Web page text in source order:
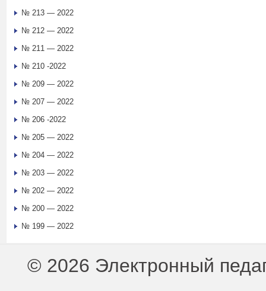
№ 213 — 2022
№ 212 — 2022
№ 211 — 2022
№ 210 -2022
№ 209 — 2022
№ 207 — 2022
№ 206 -2022
№ 205 — 2022
№ 204 — 2022
№ 203 — 2022
№ 202 — 2022
№ 200 — 2022
№ 199 — 2022
© 2026 Электронный